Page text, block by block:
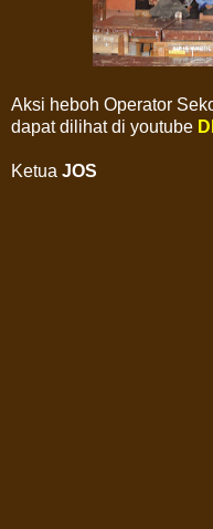
Aksi heboh Operator
dapat dilihat di youtube
Ketua JOS